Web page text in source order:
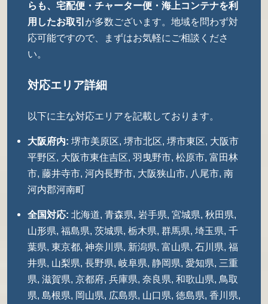
らも、宅配便・チャーター便・海上コンテナを利
用したお取引 が多数ございます。地域を問わず対
応可能ですので、まずはお気軽にご相談くださ
い。
対応エリア詳細
以下に主な対応エリアを記載しております。
大阪府内: 堺市美原区, 堺市北区, 堺市東区, 大阪市
平野区, 大阪市東住吉区, 羽曳野市, 松原市, 富田林
市, 藤井寺市, 河内長野市, 大阪狭山市, 八尾市, 南
河内郡河南町
全国対応: 北海道, 青森県, 岩手県, 宮城県, 秋田県,
山形県, 福島県, 茨城県, 栃木県, 群馬県, 埼玉県, 千
葉県, 東京都, 神奈川県, 新潟県, 富山県, 石川県, 福
井県, 山梨県, 長野県, 岐阜県, 静岡県, 愛知県, 三重
県, 滋賀県, 京都府, 兵庫県, 奈良県, 和歌山県, 鳥取
県, 島根県, 岡山県, 広島県, 山口県, 徳島県, 香川県,